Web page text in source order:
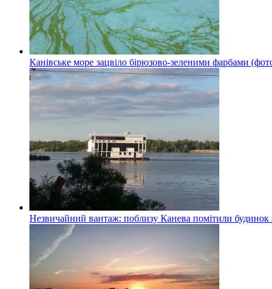
Канівське море зацвіло бірюзово-зеленими фарбами
Незвичайний вантаж: поблизу Канева помітили будинок